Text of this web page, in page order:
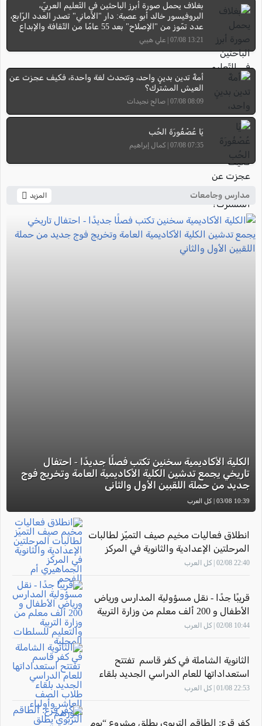
بغلاف يحمل صورة أبرز الباحثين في التّعليم العربيّ،
البروفيسور خالد أبو عصبة: دار "الأماني" تصدر العدد الرّابع،
عدد تمّوز من "الإصلاح" بعد 55 عامًا من الثّقافة والإبداع
13:21 07/08 | علي هيبي
أمةٌ تدين بدينٍ واحد، وتتحدث لغة واحدة، فكيف عجزت عن
العيش المشترك؟
08:09 07/08 | صالح نجيدات
يَا عُصْفُورَةَ الحُب
07:35 07/08 | كمال إبراهيم
مدارس وجامعات المزيد
الكلية الأكاديمية سخنين تكتب فصلًا جديدًا - احتفال
تاريخي يجمع تدشين الكلية الأكاديمية العامة وتخريج فوج
جديد من حملة اللقبين الأول والثاني
10:39 03/08 | كل العرب
انطلاق فعاليات مخيم صيف التميّز لطالبات
المرحلتين الإعدادية والثانوية في المركز
الجماهيري أم الفحم
22:40 02/08 | كل العرب
قريبًا جدًا - نقل مسؤولية المدارس ورياض
الأطفال و 200 ألف معلم من وزارة التربية
والتعليم للسلطات المحلية
10:44 02/08 | كل العرب
الثانوية الشاملة في كفر قاسم تفتتح
استعداداتها للعام الدراسي الجديد بلقاء
طلاب الصف العاشر وأولياء أمورهم
22:53 01/08 | كل العرب
كفر قرع: الطاقم التربوي يطلق مشروع “يوم